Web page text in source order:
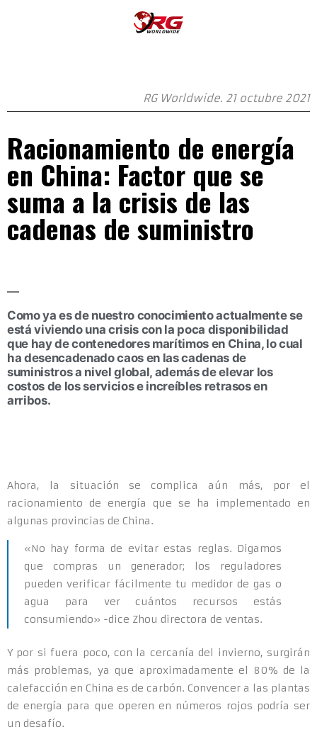
RG Worldwide. 21 octubre 2021
Racionamiento de energía
en China: Factor que se
suma a la crisis de las
cadenas de suministro
Como ya es de nuestro conocimiento actualmente se
está viviendo una crisis con la poca disponibilidad
que hay de contenedores marítimos en China, lo cual
ha desencadenado caos en las cadenas de
suministros a nivel global, además de elevar los
costos de los servicios e increíbles retrasos en
arribos.
Ahora, la situación se complica aún más, por el
racionamiento de energía que se ha implementado en
algunas provincias de China.
«No hay forma de evitar estas reglas. Digamos
que compras un generador; los reguladores
pueden verificar fácilmente tu medidor de gas o
agua para ver cuántos recursos estás
consumiendo» -dice Zhou directora de ventas.
Y por si fuera poco, con la cercanía del invierno, surgirán
más problemas, ya que aproximadamente el 80% de la
calefacción en China es de carbón. Convencer a las plantas
de energía para que operen en números rojos podría ser
un desafío.